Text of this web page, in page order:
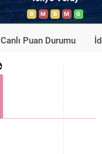
B M B M G
Canlı Puan Durumu